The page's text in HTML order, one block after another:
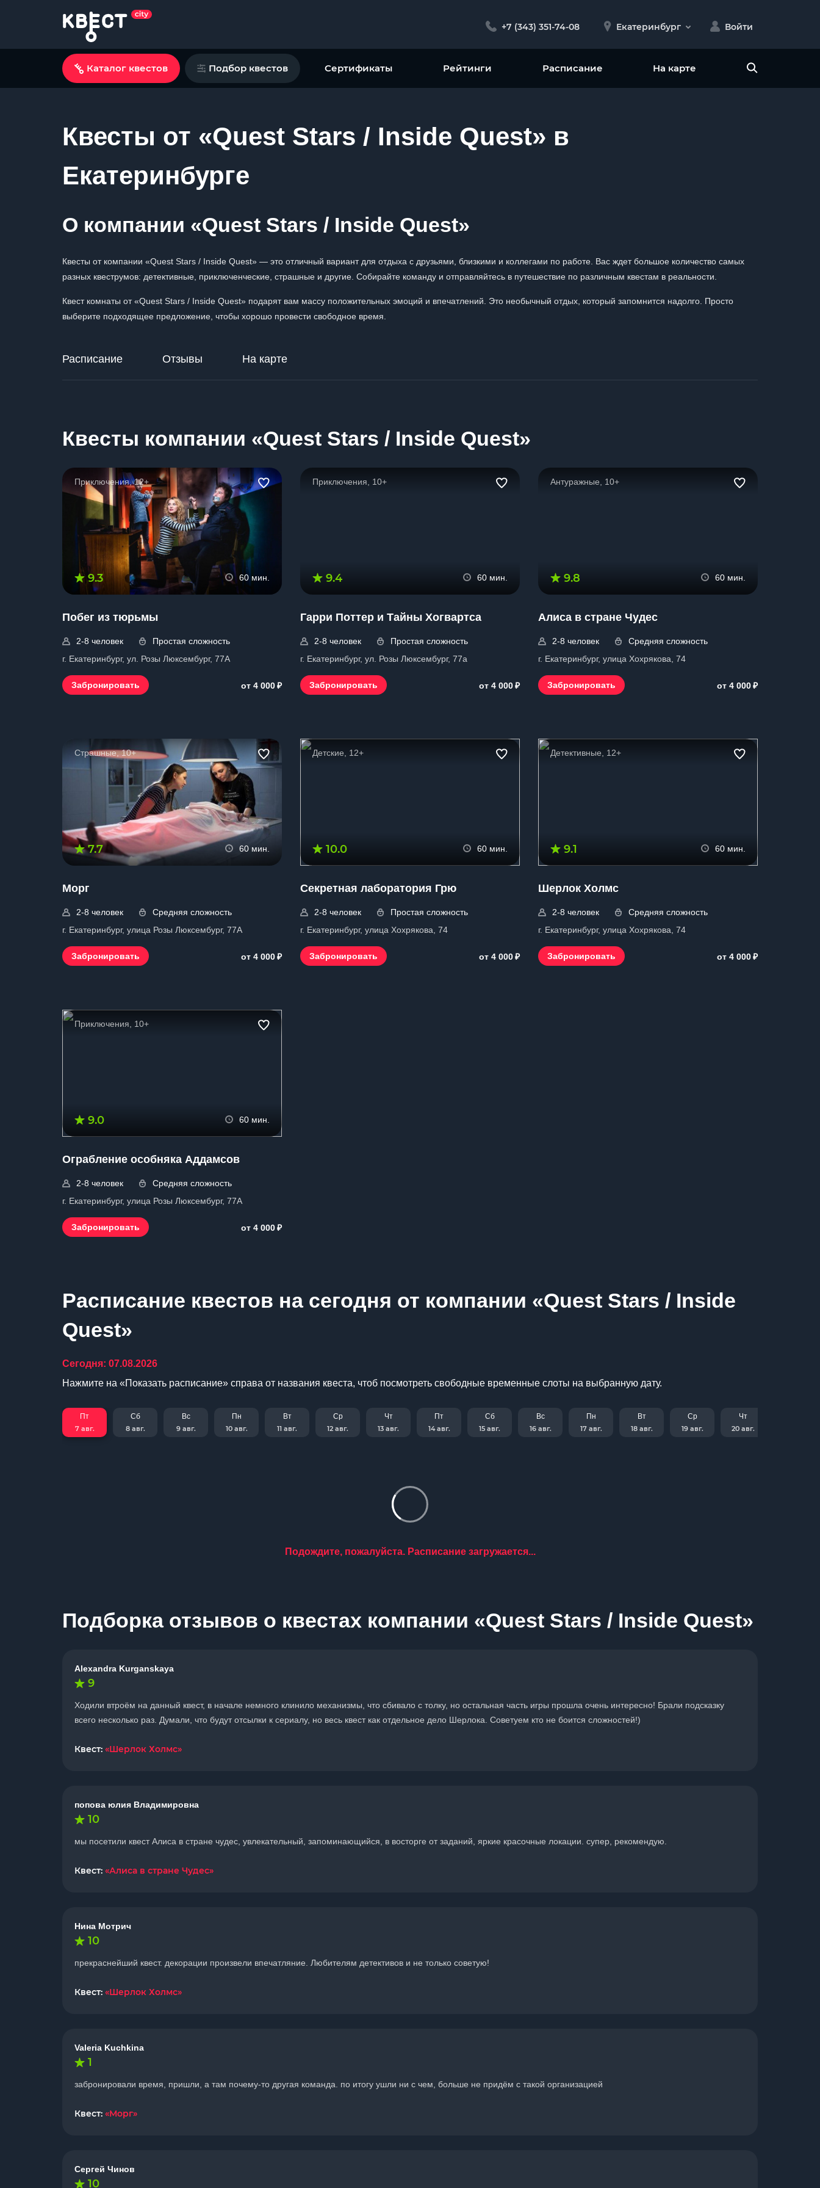
+7 (343) 351-74-08 Екатеринбург Войти
Каталог квестов Подбор квестов Сертификаты Рейтинги Расписание На карте
Квесты от «Quest Stars / Inside Quest» в
Екатеринбурге
О компании «Quest Stars / Inside Quest»
Квесты от компании «Quest Stars / Inside Quest» — это отличный вариант для отдыха с друзьями, близкими и коллегами по работе. Вас ждет большое количество самых
разных квеструмов: детективные, приключенческие, страшные и другие. Собирайте команду и отправляйтесь в путешествие по различным квестам в реальности.
Квест комнаты от «Quest Stars / Inside Quest» подарят вам массу положительных эмоций и впечатлений. Это необычный отдых, который запомнится надолго. Просто
выберите подходящее предложение, чтобы хорошо провести свободное время.
Расписание Отзывы На карте
Квесты компании «Quest Stars / Inside Quest»
Приключения, 12+
9.3 60 мин.
Побег из тюрьмы
2-8 человек
Простая сложность
г. Екатеринбург, ул. Розы Люксембург, 77А
Забронировать от 4 000₽
Приключения, 10+
9.4 60 мин.
Гарри Поттер и Тайны Хогвартса
2-8 человек
Простая сложность
г. Екатеринбург, ул. Розы Люксембург, 77а
Забронировать от 4 000₽
Антуражные, 10+
9.8 60 мин.
Алиса в стране Чудес
2-8 человек
Средняя сложность
г. Екатеринбург, улица Хохрякова, 74
Забронировать от 4 000₽
Страшные, 10+
7.7 60 мин.
Морг
2-8 человек
Средняя сложность
г. Екатеринбург, улица Розы Люксембург, 77А
Забронировать от 4 000₽
Детские, 12+
10.0 60 мин.
Секретная лаборатория Грю
2-8 человек
Простая сложность
г. Екатеринбург, улица Хохрякова, 74
Забронировать от 4 000₽
Детективные, 12+
9.1 60 мин.
Шерлок Холмс
2-8 человек
Средняя сложность
г. Екатеринбург, улица Хохрякова, 74
Забронировать от 4 000₽
Приключения, 10+
9.0 60 мин.
Ограбление особняка Аддамсов
2-8 человек
Средняя сложность
г. Екатеринбург, улица Розы Люксембург, 77А
Забронировать от 4 000₽
Расписание квестов на сегодня от компании «Quest Stars / Inside
Quest»
Сегодня: 07.08.2026
Нажмите на «Показать расписание» справа от названия квеста, чтоб посмотреть свободные временные слоты на выбранную дату.
Пт
7 авг.
Сб
8 авг.
Вс
9 авг.
Пн
10 авг.
Вт
11 авг.
Ср
12 авг.
Чт
13 авг.
Пт
14 авг.
Сб
15 авг.
Вс
16 авг.
Пн
17 авг.
Вт
18 авг.
Ср
19 авг.
Чт
20 авг.
Подождите, пожалуйста. Расписание загружается...
Подборка отзывов о квестах компании «Quest Stars / Inside Quest»
Alexandra Kurganskaya
9
Ходили втроём на данный квест, в начале немного клинило механизмы, что сбивало с толку, но остальная часть игры прошла очень интересно! Брали подсказку
всего несколько раз. Думали, что будут отсылки к сериалу, но весь квест как отдельное дело Шерлока. Советуем кто не боится сложностей!)
Квест: «Шерлок Холмс»
попова юлия Владимировна
10
мы посетили квест Алиса в стране чудес, увлекательный, запоминающийся, в восторге от заданий, яркие красочные локации. супер, рекомендую.
Квест: «Алиса в стране Чудес»
Нина Мотрич
10
прекраснейший квест. декорации произвели впечатляние. Любителям детективов и не только советую!
Квест: «Шерлок Холмс»
Valeria Kuchkina
1
забронировали время, пришли, а там почему-то другая команда. по итогу ушли ни с чем, больше не придём с такой организацией
Квест: «Морг»
Сергей Чинов
10